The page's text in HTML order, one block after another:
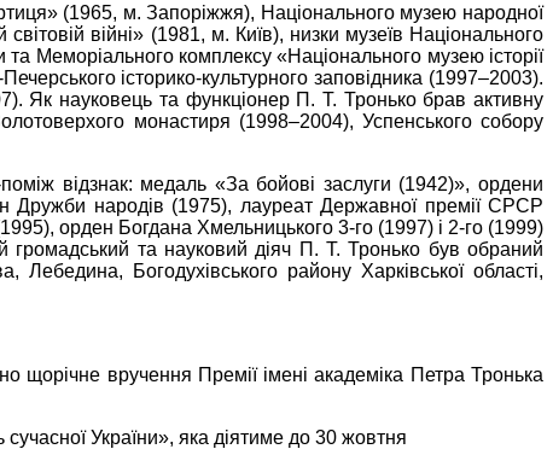
(1965, м. Запоріжжя), Національного музею народної
війні» (1981, м. Київ), низки музеїв Національного
Меморіального комплексу «Національного музею історії
історико-культурного заповідника (1997–2003).
Як науковець та функціонер П. Т. Тронько брав активну
монастиря (1998–2004), Успенського собору
відзнак: медаль «За бойові заслуги (1942)», ордени
Дружби народів (1975), лауреат Державної премії СРСР
орден Богдана Хмельницького 3-го (1997) і 2-го (1999)
та науковий діяч П. Т. Тронько був обраний
Богодухівського району Харківської області,
щорічне вручення Премії імені академіка Петра Тронька
України», яка діятиме до 30 жовтня